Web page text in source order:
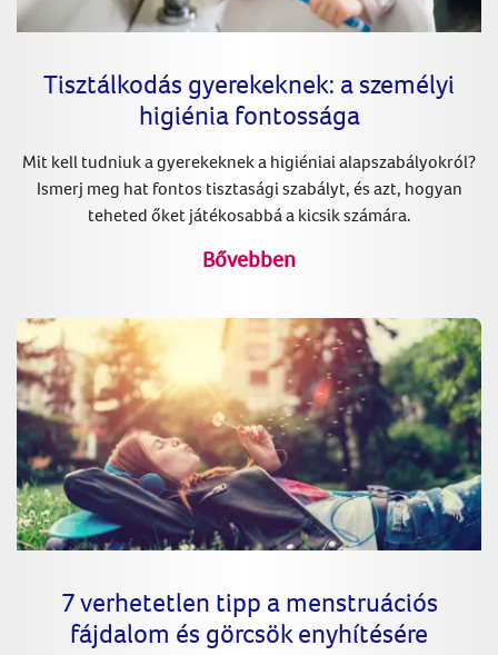
Tisztálkodás gyerekeknek: a személyi
higiénia fontossága
Mit kell tudniuk a gyerekeknek a higiéniai alapszabályokról?
Ismerj meg hat fontos tisztasági szabályt, és azt, hogyan
teheted őket játékosabbá a kicsik számára.
Bővebben
7 verhetetlen tipp a menstruációs
fájdalom és görcsök enyhítésére